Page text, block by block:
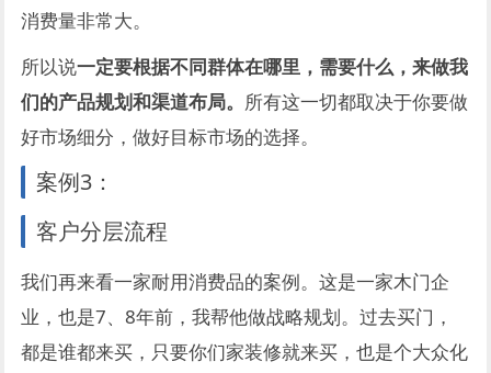
消费量非常大。
所以说一定要根据不同群体在哪里，需要什么，来做我
们的产品规划和渠道布局。 所有这一切都取决于你要做
好市场细分，做好目标市场的选择。
案例3：
客户分层流程
我们再来看一家耐用消费品的案例。这是一家木门企
业，也是7、8年前，我帮他做战略规划。过去买门，
都是谁都来买，只要你们家装修就来买，也是个大众化